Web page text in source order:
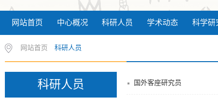
网站首页 中心概况 科研人员 学术动态 科学研
网站首页 科研人员
科研人员 国外客座研究员